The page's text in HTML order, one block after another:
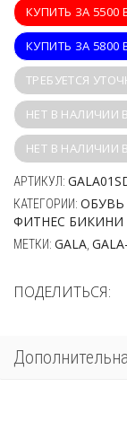
КУПИТЬ ЗА
КУПИТЬ ЗА 5800
ТРЕБУЕТСЯ
НЕТ В НАЛИЧИИ В
НЕТ В НАЛИЧИИ В
АРТИКУЛ:
КАТЕГОРИИ: ОБУВЬ
ФИТНЕС БИКИНИ
МЕТКИ: GALA
ПОДЕЛИТЬСЯ: